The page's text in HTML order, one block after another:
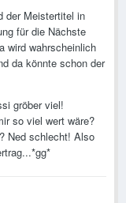
der Meistertitel in
für die Nächste
wird wahrscheinlich
da könnte schon der
gröber viel!
so viel wert wäre?
Ned schlecht! Also